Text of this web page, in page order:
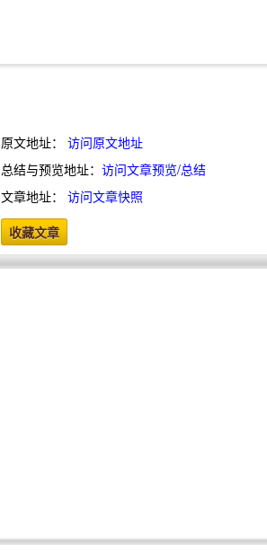
原文地址： 访问原文地址
总结与预览地址： 访问文章预览/总结
文章地址： 访问文章快照